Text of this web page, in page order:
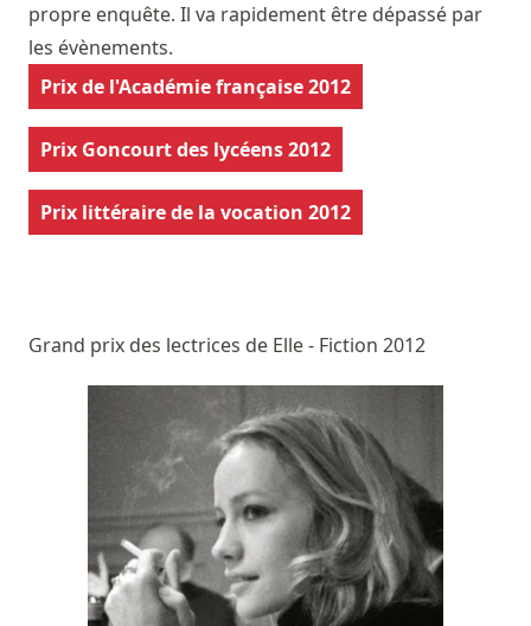
propre enquête. Il va rapidement être dépassé par
les évènements.
Prix de l'Académie française 2012
Prix Goncourt des lycéens 2012
Prix littéraire de la vocation 2012
Grand prix des lectrices de Elle - Fiction 2012